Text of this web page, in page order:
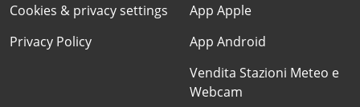
Cookies & privacy settings
Privacy Policy
App Apple
App Android
Vendita Stazioni Meteo e
Webcam